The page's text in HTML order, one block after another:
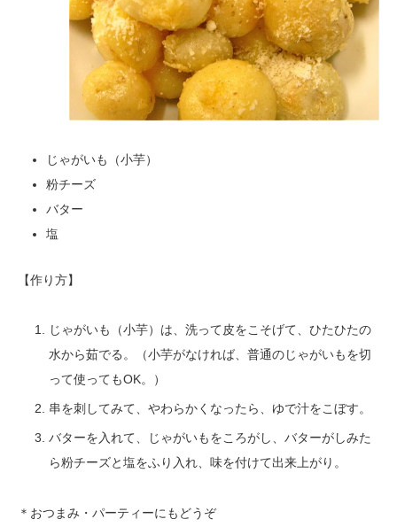
じゃがいも（小芋）
粉チーズ
バター
塩
【作り方】
じゃがいも（小芋）は、洗って皮をこそげて、ひたひたの
水から茹でる。（小芋がなければ、普通のじゃがいもを切
って使ってもOK。）
串を刺してみて、やわらかくなったら、ゆで汁をこぼす。
バターを入れて、じゃがいもをころがし、バターがしみた
ら粉チーズと塩をふり入れ、味を付けて出来上がり。
＊おつまみ・パーティーにもどうぞ